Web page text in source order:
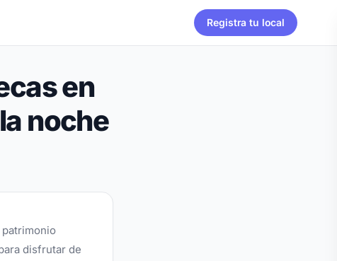
Registra tu local
en
noche
disfrutar de